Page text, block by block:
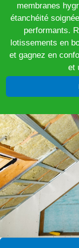
membranes
étanchéité
performants.
lotissements en
et gagnez en
et